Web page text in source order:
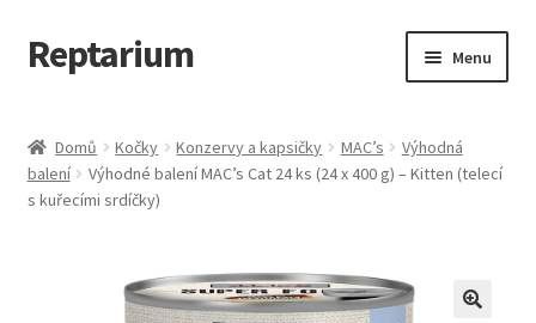
Přeskočit
na
Přejít
k
webu
Reptarium Menu
Košík
Domů Kočky Konzervy a kapsičky MAC’s
Výhodná
balení
Výhodné balení MAC’s Cat 24 ks (24 x 400 g) – Kitten (telecí
s kuřecími srdíčky)